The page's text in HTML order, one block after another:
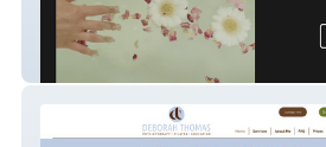
Videoroad Productions - In Progress